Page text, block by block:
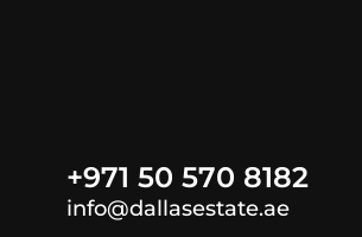
+971 50 570 8182
info@dallasestate.ae